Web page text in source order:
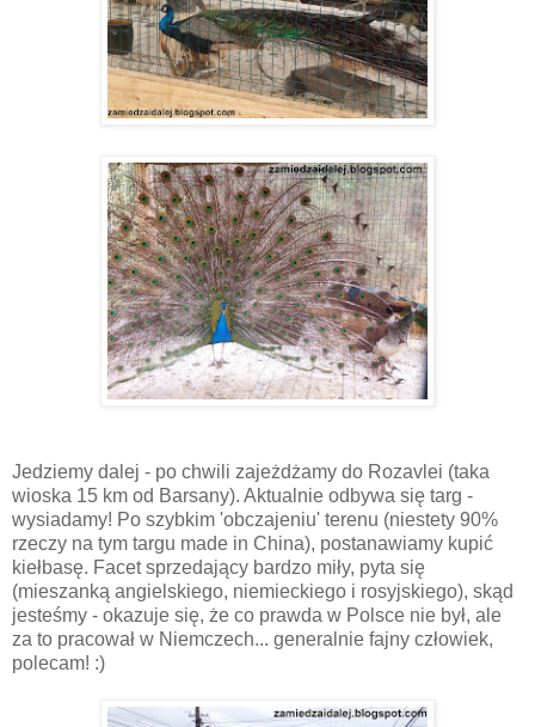
Jedziemy dalej - po chwili zajeżdżamy do Rozavlei (taka
wioska 15 km od Barsany). Aktualnie odbywa się targ -
wysiadamy! Po szybkim 'obczajeniu' terenu (niestety 90%
rzeczy na tym targu made in China), postanawiamy kupić
kiełbasę. Facet sprzedający bardzo miły, pyta się
(mieszanką angielskiego, niemieckiego i rosyjskiego), skąd
jesteśmy - okazuje się, że co prawda w Polsce nie był, ale
za to pracował w Niemczech... generalnie fajny człowiek,
polecam! :)